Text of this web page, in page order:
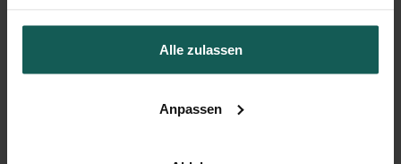
Alle zulassen
Anpassen